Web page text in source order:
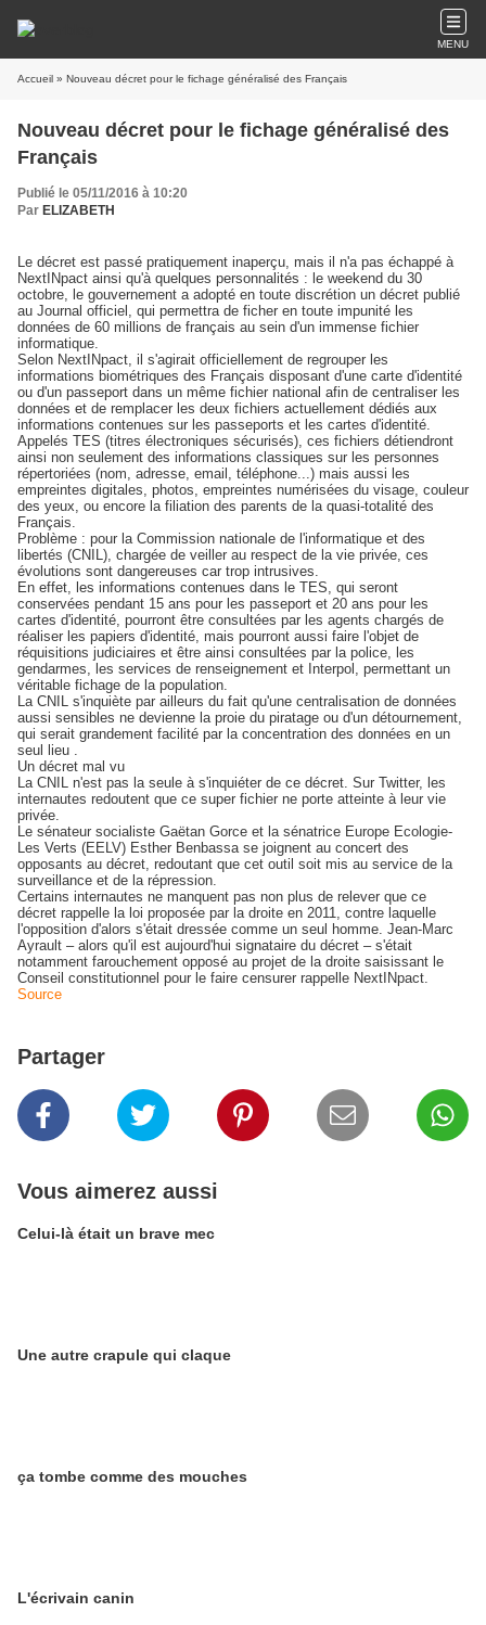
MENU
Accueil » Nouveau décret pour le fichage généralisé des Français
Nouveau décret pour le fichage généralisé des
Français
Publié le 05/11/2016 à 10:20
Par ELIZABETH
Le décret est passé pratiquement inaperçu, mais il n'a pas échappé à
NextINpact ainsi qu'à quelques personnalités : le weekend du 30
octobre, le gouvernement a adopté en toute discrétion un décret publié
au Journal officiel, qui permettra de ficher en toute impunité les
données de 60 millions de français au sein d'un immense fichier
informatique.
Selon NextINpact, il s'agirait officiellement de regrouper les
informations biométriques des Français disposant d'une carte d'identité
ou d'un passeport dans un même fichier national afin de centraliser les
données et de remplacer les deux fichiers actuellement dédiés aux
informations contenues sur les passeports et les cartes d'identité.
Appelés TES (titres électroniques sécurisés), ces fichiers détiendront
ainsi non seulement des informations classiques sur les personnes
répertoriées (nom, adresse, email, téléphone...) mais aussi les
empreintes digitales, photos, empreintes numérisées du visage, couleur
des yeux, ou encore la filiation des parents de la quasi-totalité des
Français.
Problème : pour la Commission nationale de l'informatique et des
libertés (CNIL), chargée de veiller au respect de la vie privée, ces
évolutions sont dangereuses car trop intrusives.
En effet, les informations contenues dans le TES, qui seront
conservées pendant 15 ans pour les passeport et 20 ans pour les
cartes d'identité, pourront être consultées par les agents chargés de
réaliser les papiers d'identité, mais pourront aussi faire l'objet de
réquisitions judiciaires et être ainsi consultées par la police, les
gendarmes, les services de renseignement et Interpol, permettant un
véritable fichage de la population.
La CNIL s'inquiète par ailleurs du fait qu'une centralisation de données
aussi sensibles ne devienne la proie du piratage ou d'un détournement,
qui serait grandement facilité par la concentration des données en un
seul lieu .
Un décret mal vu
La CNIL n'est pas la seule à s'inquiéter de ce décret. Sur Twitter, les
internautes redoutent que ce super fichier ne porte atteinte à leur vie
privée.
Le sénateur socialiste Gaëtan Gorce et la sénatrice Europe Ecologie-
Les Verts (EELV) Esther Benbassa se joignent au concert des
opposants au décret, redoutant que cet outil soit mis au service de la
surveillance et de la répression.
Certains internautes ne manquent pas non plus de relever que ce
décret rappelle la loi proposée par la droite en 2011, contre laquelle
l'opposition d'alors s'était dressée comme un seul homme. Jean-Marc
Ayrault – alors qu'il est aujourd'hui signataire du décret – s'était
notamment farouchement opposé au projet de la droite saisissant le
Conseil constitutionnel pour le faire censurer rappelle NextINpact.
Source
Partager
Vous aimerez aussi
Celui-là était un brave mec
Une autre crapule qui claque
ça tombe comme des mouches
L'écrivain canin